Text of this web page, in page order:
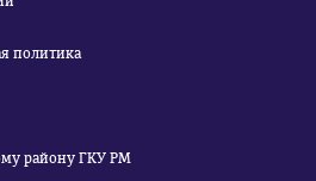
политика
району ГКУ РМ